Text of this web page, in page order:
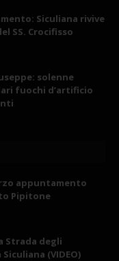
Siculiana rivive
SS. Crocifisso
solenne
fuochi d’artificio
appuntamento
Pipitone
Strada degli
(VIDEO)